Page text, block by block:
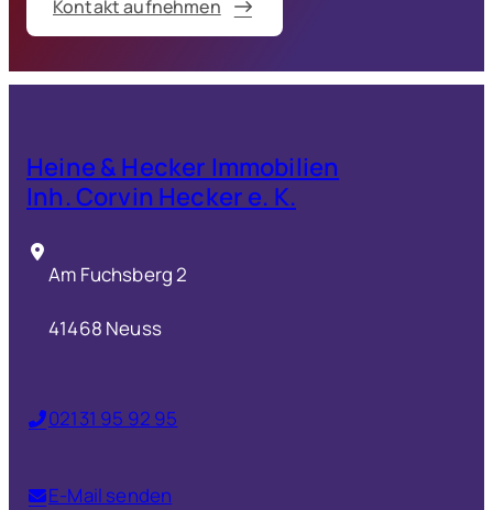
Kontakt aufnehmen
Heine & Hecker Immobilien
Inh. Corvin Hecker e. K.
Am Fuchsberg 2
41468 Neuss
02131 95 92 95
E-Mail senden